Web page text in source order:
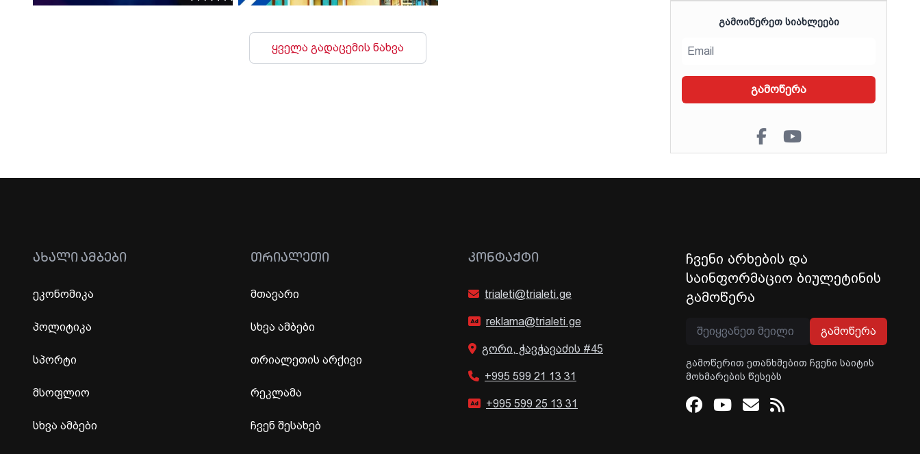
ყველა გადაცემის ნახვა
ᲒᲐᲛᲝᲘᲬᲔᲠᲔᲗ ᲡᲘᲐᲮᲚᲔᲔᲑᲘ
გამოწერა
ᲐᲮᲐᲚᲘ ᲐᲛᲑᲔᲑᲘ
ეკონომიკა
პოლიტიკა
სპორტი
მსოფლიო
სხვა ამბები
ᲗᲠᲘᲐᲚᲔᲗᲘ
მთავარი
სხვა ამბები
თრიალეთის არქივი
რეკლამა
ჩვენ შესახებ
ᲙᲝᲜᲢᲐᲥᲢᲘ
trialeti@trialeti.ge
reklama@trialeti.ge
გორი, ჭავჭავაძის #45
+995 599 21 13 31
+995 599 25 13 31
ჩვენი არხების და
საინფორმაციო ბიულეტინის
გამოწერა
გამოწერა
გამოწერით ეთანხმებით ჩვენი საიტის
მოხმარების წესებს
Facebook
Youtube
Email
RSS